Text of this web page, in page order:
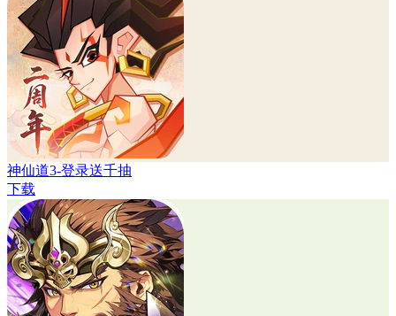
神仙道3-登录送千抽
下载